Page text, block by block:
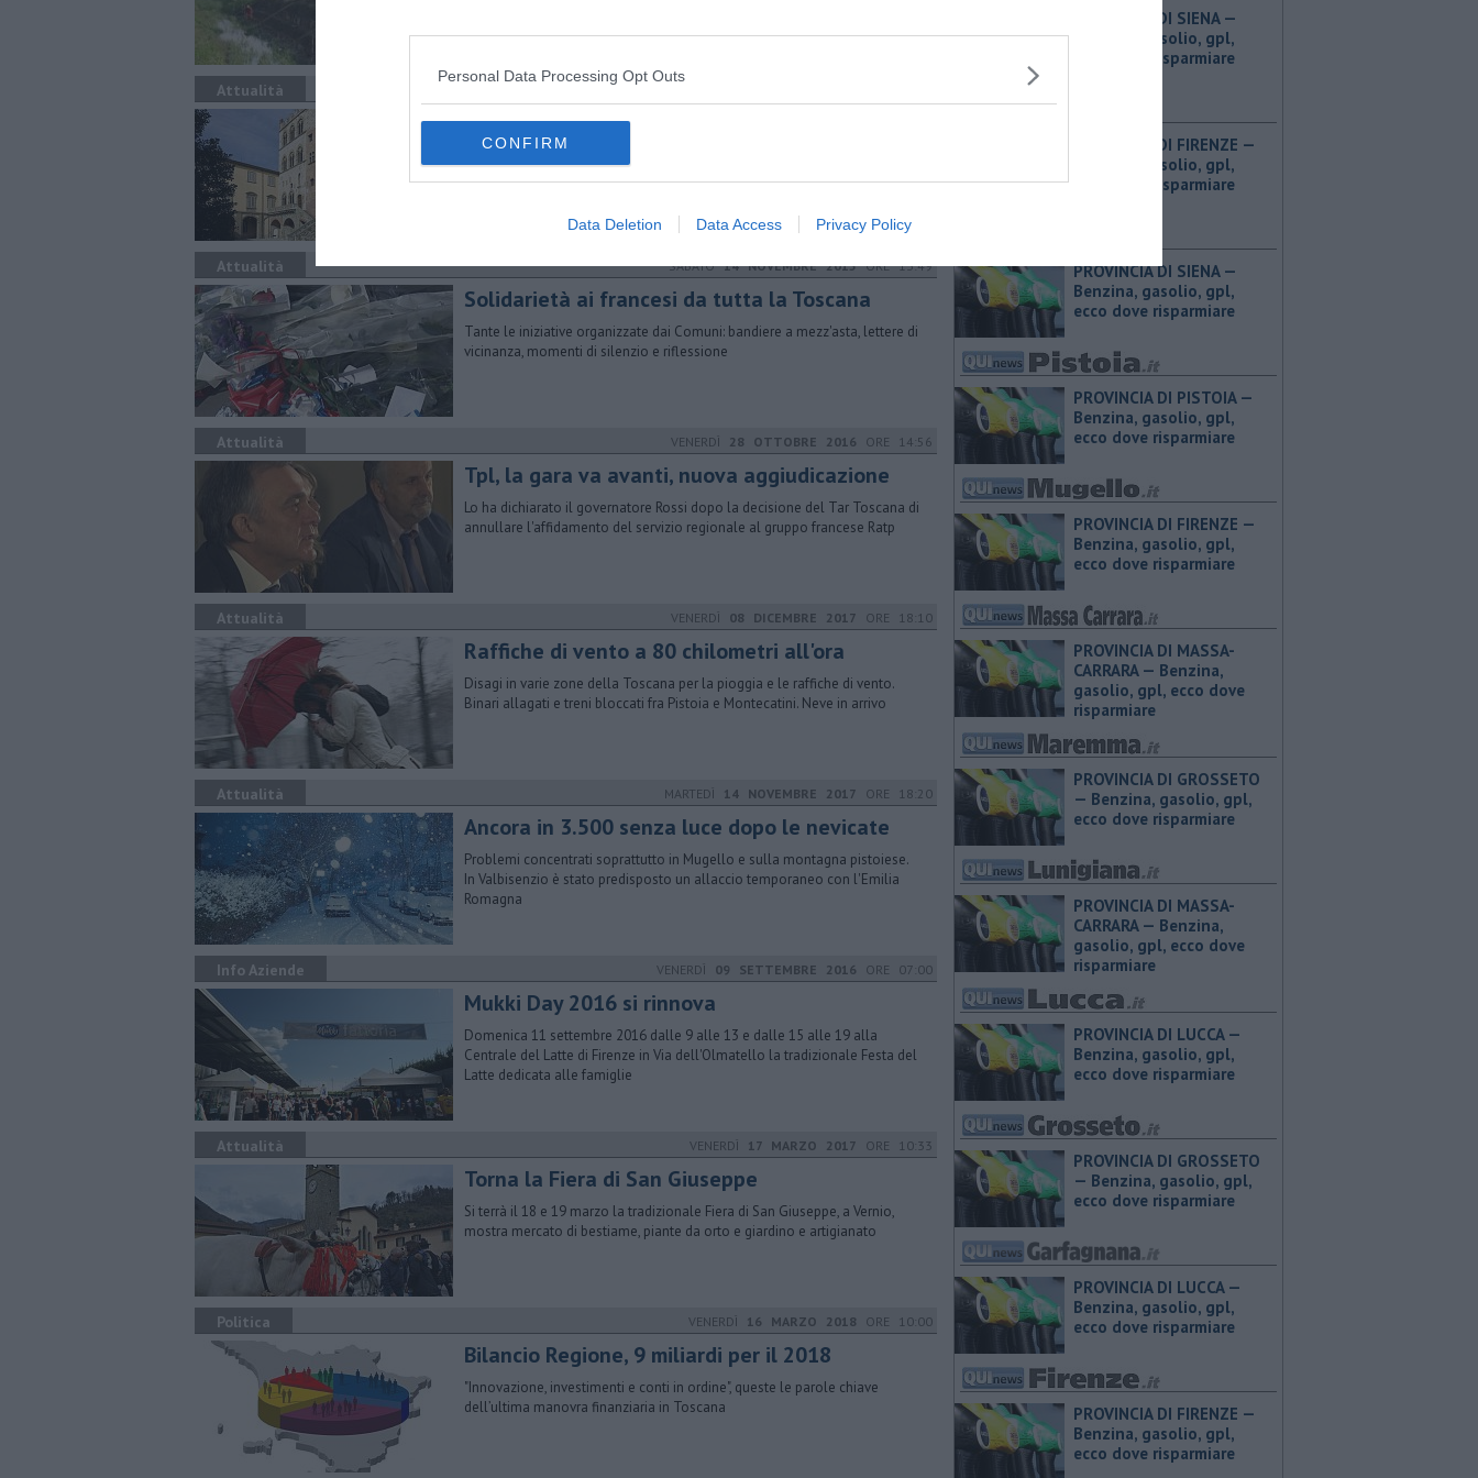
Personal Data Processing Opt Outs
CONFIRM
Data Deletion Data Access Privacy Policy
Attualità
Esplode l'estate con la stele di Poggio Colla
Attualità SABATO14 NOVEMBRE 2015ORE 13:49
Solidarietà ai francesi da tutta la Toscana
Tante le iniziative organizzate dai Comuni: bandiere a mezz'asta, lettere di
vicinanza, momenti di silenzio e riflessione
Attualità VENERDÌ 28 OTTOBRE 2016 ORE 14:56
Tpl, la gara va avanti, nuova aggiudicazione
Lo ha dichiarato il governatore Rossi dopo la decisione del Tar Toscana di
annullare l'affidamento del servizio regionale al gruppo francese Ratp
Attualità VENERDÌ 08 DICEMBRE 2017 ORE 18:10
Raffiche di vento a 80 chilometri all'ora
Disagi in varie zone della Toscana per la pioggia e le raffiche di vento.
Binari allagati e treni bloccati fra Pistoia e Montecatini. Neve in arrivo
Attualità MARTEDÌ 14 NOVEMBRE 2017 ORE 18:20
Ancora in 3.500 senza luce dopo le nevicate
Problemi concentrati soprattutto in Mugello e sulla montagna pistoiese.
In Valbisenzio è stato predisposto un allaccio temporaneo con l'Emilia
Romagna
Info Aziende VENERDÌ 09 SETTEMBRE 2016 ORE 07:00
Mukki Day 2016 si rinnova
Domenica 11 settembre 2016 dalle 9 alle 13 e dalle 15 alle 19 alla
Centrale del Latte di Firenze in Via dell'Olmatello la tradizionale Festa del
Latte dedicata alle famiglie
Attualità VENERDÌ 17 MARZO 2017 ORE 10:33
Torna la Fiera di San Giuseppe
Si terrà il 18 e 19 marzo la tradizionale Fiera di San Giuseppe, a Vernio,
mostra mercato di bestiame, piante da orto e giardino e artigianato
Politica VENERDÌ 16 MARZO 2018 ORE 10:00
Bilancio Regione, 9 miliardi per il 2018
"Innovazione, investimenti e conti in ordine", queste le parole chiave
dell’ultima manovra finanziaria in Toscana
PROVINCIA DI SIENA — ​
Benzina, gasolio, gpl,
ecco dove risparmiare
PROVINCIA DI FIRENZE — ​
Benzina, gasolio, gpl,
ecco dove risparmiare
PROVINCIA DI SIENA — ​
Benzina, gasolio, gpl,
ecco dove risparmiare
PROVINCIA DI PISTOIA — ​
Benzina, gasolio, gpl,
ecco dove risparmiare
PROVINCIA DI FIRENZE — ​
Benzina, gasolio, gpl,
ecco dove risparmiare
PROVINCIA DI MASSA-
CARRARA — ​Benzina,
gasolio, gpl, ecco dove
risparmiare
PROVINCIA DI GROSSETO
— ​Benzina, gasolio, gpl,
ecco dove risparmiare
PROVINCIA DI MASSA-
CARRARA — ​Benzina,
gasolio, gpl, ecco dove
risparmiare
PROVINCIA DI LUCCA — ​
Benzina, gasolio, gpl,
ecco dove risparmiare
PROVINCIA DI GROSSETO
— ​Benzina, gasolio, gpl,
ecco dove risparmiare
PROVINCIA DI LUCCA — ​
Benzina, gasolio, gpl,
ecco dove risparmiare
PROVINCIA DI FIRENZE — ​
Benzina, gasolio, gpl,
ecco dove risparmiare